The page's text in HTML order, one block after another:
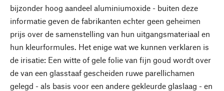
bijzonder hoog aandeel aluminiumoxide - buiten deze
informatie geven de fabrikanten echter geen geheimen
prijs over de samenstelling van hun uitgangsmateriaal en
hun kleurformules. Het enige wat we kunnen verklaren is
de irisatie: Een witte of gele folie van fijn goud wordt over
de van een glasstaaf gescheiden ruwe parellichamen
gelegd - als basis voor een andere gekleurde glaslaag - en